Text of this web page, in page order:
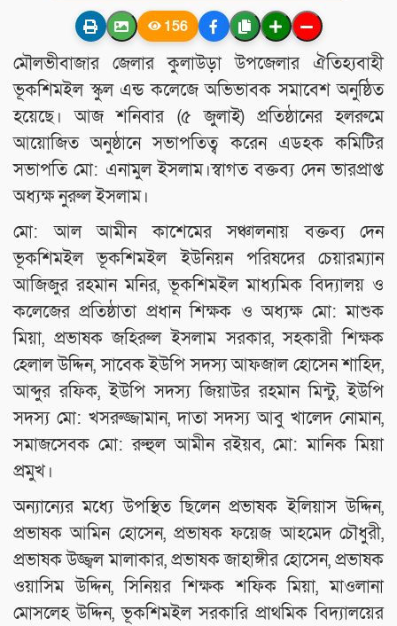
156
মৌলভীবাজার জেলার কুলাউড়া উপজেলার ঐতিহ্যবাহী
ভূকশিমইল স্কুল এন্ড কলেজে অভিভাবক সমাবেশ অনুষ্ঠিত
হয়েছে। আজ শনিবার (৫ জুলাই) প্রতিষ্ঠানের হলরুমে
আয়োজিত অনুষ্ঠানে সভাপতিত্ব করেন এডহক কমিটির
সভাপতি মো: এনামুল ইসলাম।স্বাগত বক্তব্য দেন ভারপ্রাপ্ত
অধ্যক্ষ নুরুল ইসলাম।
মো: আল আমীন কাশেমের সঞ্চালনায় বক্তব্য দেন
ভূকশিমইল ভূকশিমইল ইউনিয়ন পরিষদের চেয়ারম্যান
আজিজুর রহমান মনির, ভূকশিমইল মাধ্যমিক বিদ্যালয় ও
কলেজের প্রতিষ্ঠাতা প্রধান শিক্ষক ও অধ্যক্ষ মো: মাশুক
মিয়া, প্রভাষক জহিরুল ইসলাম সরকার, সহকারী শিক্ষক
হেলাল উদ্দিন, সাবেক ইউপি সদস্য আফজাল হোসেন শাহিদ,
আব্দুর রফিক, ইউপি সদস্য জিয়াউর রহমান মিন্টু, ইউপি
সদস্য মো: খসরুজ্জামান, দাতা সদস্য আবু খালেদ নোমান,
সমাজসেবক মো: রুহুল আমীন রইয়ব, মো: মানিক মিয়া
প্রমুখ।
অন্যান্যের মধ্যে উপস্থিত ছিলেন প্রভাষক ইলিয়াস উদ্দিন,
প্রভাষক আমিন হোসেন, প্রভাষক ফয়েজ আহমেদ চৌধুরী,
প্রভাষক উজ্জ্বল মালাকার, প্রভাষক জাহাঙ্গীর হোসেন, প্রভাষক
ওয়াসিম উদ্দিন, সিনিয়র শিক্ষক শফিক মিয়া, মাওলানা
মোসলেহ উদ্দিন, ভূকশিমইল সরকারি প্রাথমিক বিদ্যালয়ের